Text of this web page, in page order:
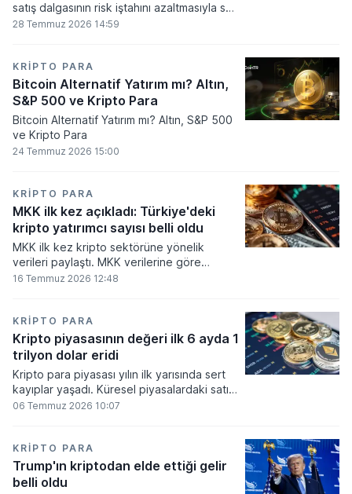
satış dalgasının risk iştahını azaltmasıyla son
11 günün en düşük seviyesine indi.
28 Temmuz 2026 14:59
KRIPTO PARA
Bitcoin Alternatif Yatırım mı? Altın,
S&P 500 ve Kripto Para
Bitcoin Alternatif Yatırım mı? Altın, S&P 500
ve Kripto Para
24 Temmuz 2026 15:00
KRIPTO PARA
MKK ilk kez açıkladı: Türkiye'deki
kripto yatırımcı sayısı belli oldu
MKK ilk kez kripto sektörüne yönelik
verileri paylaştı. MKK verilerine göre
platformlarda bugüne kadar 5,6 milyon
olarak belirlendi.
16 Temmuz 2026 12:48
KRIPTO PARA
Kripto piyasasının değeri ilk 6 ayda 1
trilyon dolar eridi
Kripto para piyasası yılın ilk yarısında sert
kayıplar yaşadı. Küresel piyasalardaki satış
baskısı ve artan faiz baskısının etkisiyle
06 Temmuz 2026 10:07
KRIPTO PARA
Trump'ın kriptodan elde ettiği gelir
belli oldu